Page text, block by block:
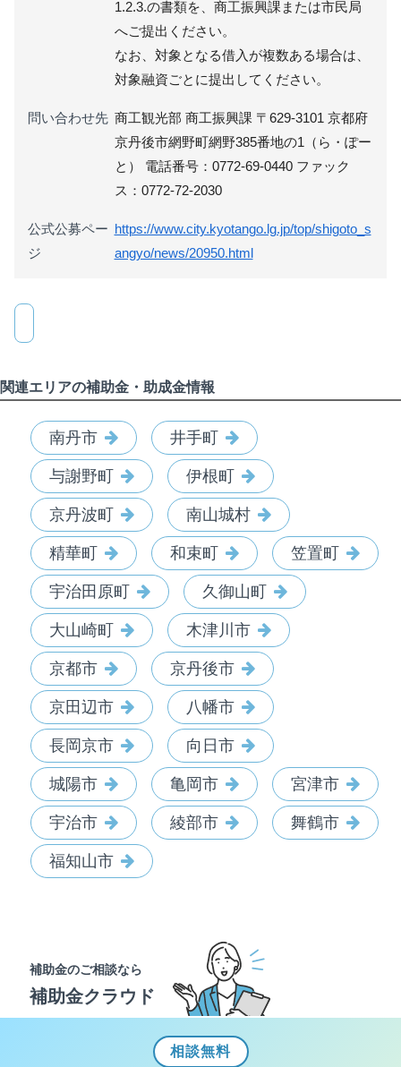
1.2.3.の書類を、商工振興課または市民局
へご提出ください。
なお、対象となる借入が複数ある場合は、
対象融資ごとに提出してください。
問い合わせ先 商工観光部 商工振興課 〒629-3101 京都府
京丹後市網野町網野385番地の1（ら・ぽー
と） 電話番号：0772-69-0440 ファック
ス：0772-72-2030
公式公募ペー
ジ
https://www.city.kyotango.lg.jp/top/shigoto_s
angyo/news/20950.html
関連エリアの補助金・助成金情報
南丹市 井手町
与謝野町 伊根町
京丹波町 南山城村
精華町 和束町 笠置町
宇治田原町 久御山町
大山崎町 木津川市
京都市 京丹後市
京田辺市 八幡市
長岡京市 向日市
城陽市 亀岡市 宮津市
宇治市 綾部市 舞鶴市
福知山市
補助金のご相談なら
補助金クラウド
相談無料